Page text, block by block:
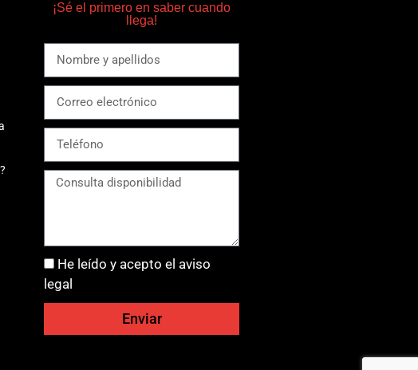
¡Sé el primero en saber cuando
llega!
He leído y acepto el aviso
legal
Enviar